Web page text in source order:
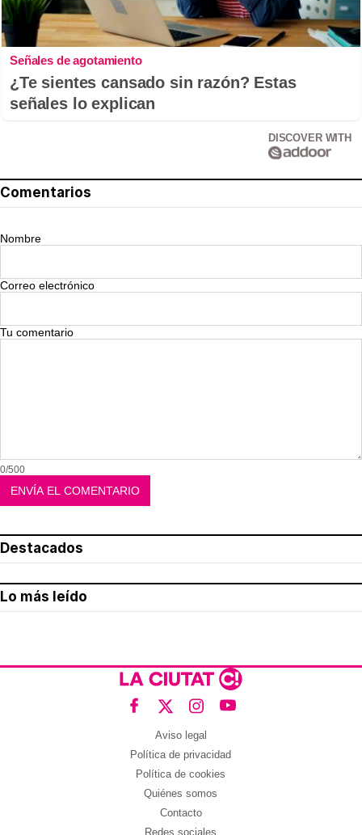
Señales de agotamiento
¿Te sientes cansado sin razón? Estas
señales lo explican
DISCOVER WITH
Comentarios
Nombre
Correo electrónico
Tu comentario
0/500
Destacados
Lo más leído
Aviso legal
Política de privacidad
Política de cookies
Quiénes somos
Contacto
Redes sociales